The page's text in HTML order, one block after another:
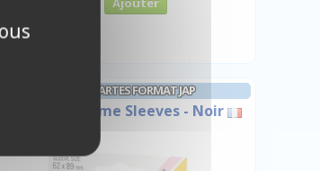
PROTÈGES CARTES FORMAT JAP
60 Japanese Prime Sleeves - Noir